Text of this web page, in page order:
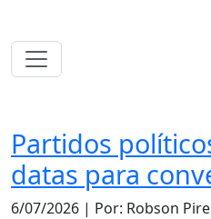
Partidos
datas para
6/07/2026 | Por: Robson